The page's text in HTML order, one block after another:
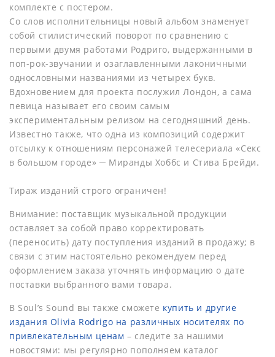
комплекте с постером.
Со слов исполнительницы новый альбом знаменует
собой стилистический поворот по сравнению с
первыми двумя работами Родриго, выдержанными в
поп-рок-звучании и озаглавленными лаконичными
однословными названиями из четырех букв.
Вдохновением для проекта послужил Лондон, а сама
певица называет его своим самым
экспериментальным релизом на сегодняшний день.
Известно также, что одна из композиций содержит
отсылку к отношениям персонажей телесериала «Секс
в большом городе» ─ Миранды Хоббс и Стива Брейди.
Тираж изданий строго ограничен!
Внимание: поставщик музыкальной продукции
оставляет за собой право корректировать
(переносить) дату поступления изданий в продажу; в
связи с этим настоятельно рекомендуем перед
оформлением заказа уточнять информацию о дате
поставки выбранного вами товара.
В Soul’s Sound вы также сможете купить и другие
издания Olivia Rodrigo на различных носителях по
привлекательным ценам – следите за нашими
новостями: мы регулярно пополняем каталог